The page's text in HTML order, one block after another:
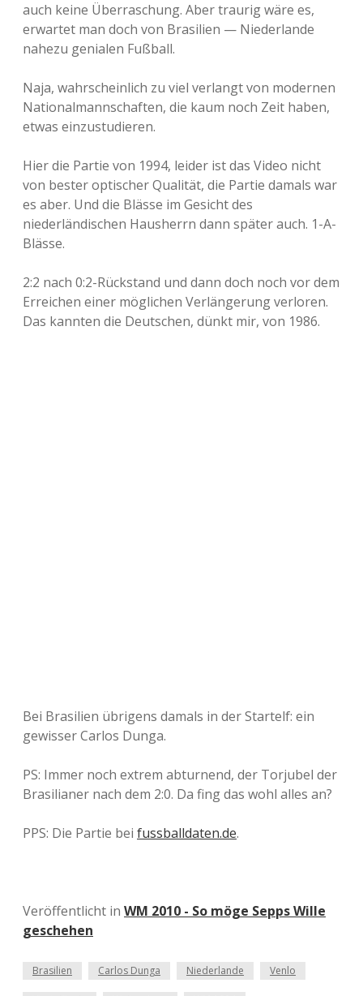
auch keine Überraschung. Aber traurig wäre es,
erwartet man doch von Brasilien — Niederlande
nahezu genialen Fußball.
Naja, wahrscheinlich zu viel verlangt von modernen
Nationalmannschaften, die kaum noch Zeit haben,
etwas einzustudieren.
Hier die Partie von 1994, leider ist das Video nicht
von bester optischer Qualität, die Partie damals war
es aber. Und die Blässe im Gesicht des
niederländischen Hausherrn dann später auch. 1-A-
Blässe.
2:2 nach 0:2-Rückstand und dann doch noch vor dem
Erreichen einer möglichen Verlängerung verloren.
Das kannten die Deutschen, dünkt mir, von 1986.
Bei Brasilien übrigens damals in der Startelf: ein
gewisser Carlos Dunga.
PS: Immer noch extrem abturnend, der Torjubel der
Brasilianer nach dem 2:0. Da fing das wohl alles an?
PPS: Die Partie bei fussballdaten.de.
Veröffentlicht in WM 2010 - So möge Sepps Wille
geschehen
Brasilien Carlos Dunga Niederlande Venlo